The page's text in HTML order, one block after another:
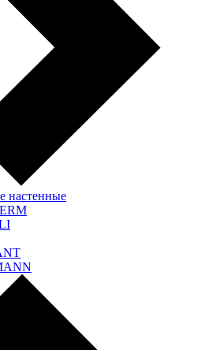
настенные